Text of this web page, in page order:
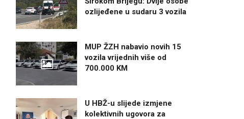
ozlijeđene u sudaru 3 vozila
MUP ŽZH nabavio novih 15
vozila vrijednih više od
700.000 KM
U HBŽ-u slijede izmjene
kolektivnih ugovora za